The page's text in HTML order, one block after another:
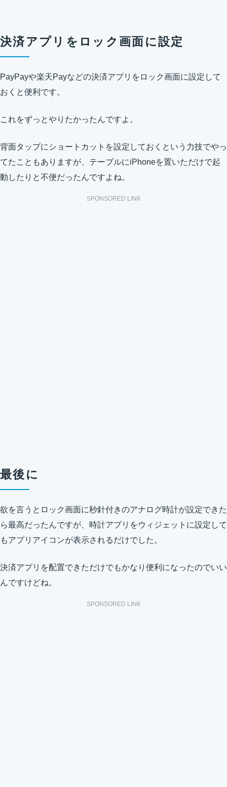
決済アプリをロック画面に設定
PayPayや楽天Payなどの決済アプリをロック画面に設定して
おくと便利です。
これをずっとやりたかったんですよ。
背面タップにショートカットを設定しておくという力技でやっ
てたこともありますが、テーブルにiPhoneを置いただけで起
動したりと不便だったんですよね。
SPONSORED LINK
最後に
欲を言うとロック画面に秒針付きのアナログ時計が設定できた
ら最高だったんですが、時計アプリをウィジェットに設定して
もアプリアイコンが表示されるだけでした。
決済アプリを配置できただけでもかなり便利になったのでいい
んですけどね。
SPONSORED LINK